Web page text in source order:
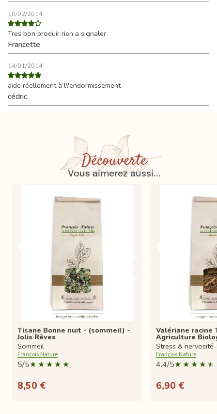
10/02/2014
Tres bon produir rien a signaler
Francette
14/01/2014
aide réellement à l\'endormissement
cédric
Découverte
Vous aimerez aussi...
Tisane Bonne nuit - (sommeil) -
Jolis Rêves
Sommeil
François Nature
5/5
8,50 €
Valériane racine
Agriculture
Stress & nervosité
François Nature
4.4/5
6,90 €